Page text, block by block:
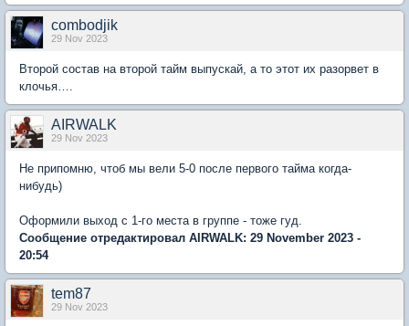
combodjik
29 Nov 2023
Второй состав на второй тайм выпускай, а то этот их разорвет в
клочья….
AIRWALK
29 Nov 2023
Не припомню, чтоб мы вели 5-0 после первого тайма когда-
нибудь)
Оформили выход с 1-го места в группе - тоже гуд.
Сообщение отредактировал AIRWALK: 29 November 2023 -
20:54
tem87
29 Nov 2023